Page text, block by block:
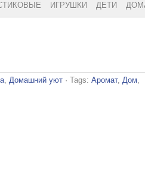
ИГРУШКИ ДЕТИ
, Домашний уют · Tags: Аромат, Дом,